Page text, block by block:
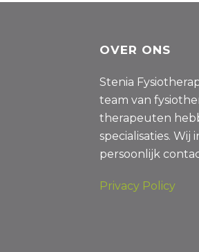
OVER ONS
Stenia
team van
therapeuten
specialisaties. Wij
persoonlijk
Privacy Policy